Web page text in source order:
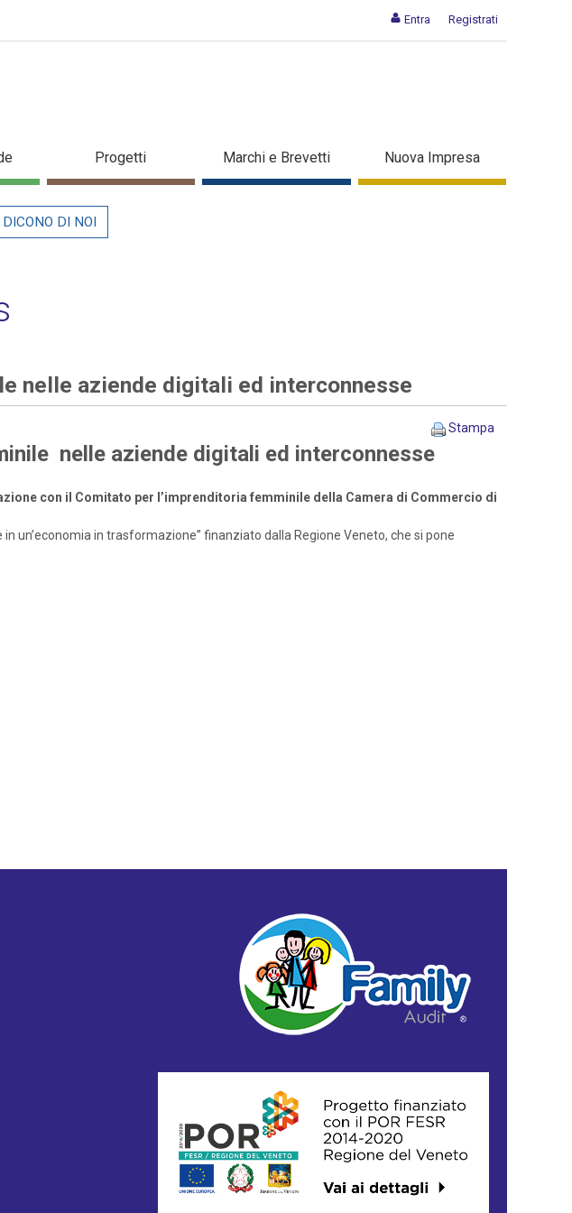
Entra Registrati
femminile nelle aziende digitali ed
Progetti Marchi e Brevetti Nuova Impresa
DICONO DI NOI
nelle aziende digitali ed interconnesse
Stampa
nelle aziende digitali ed interconnesse
con il Comitato per l’imprenditoria femminile della Camera di Commercio di
un’economia in trasformazione” finanziato dalla Regione Veneto, che si pone